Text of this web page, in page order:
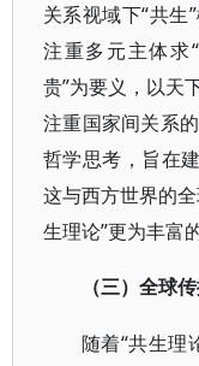
关系视域下“共生
注重多元主体求
贵”为要义，以天
注重国家间关系
哲学思考，旨在
这与西方世界的
生理论”更为丰富
（三）全球
随着“共生理